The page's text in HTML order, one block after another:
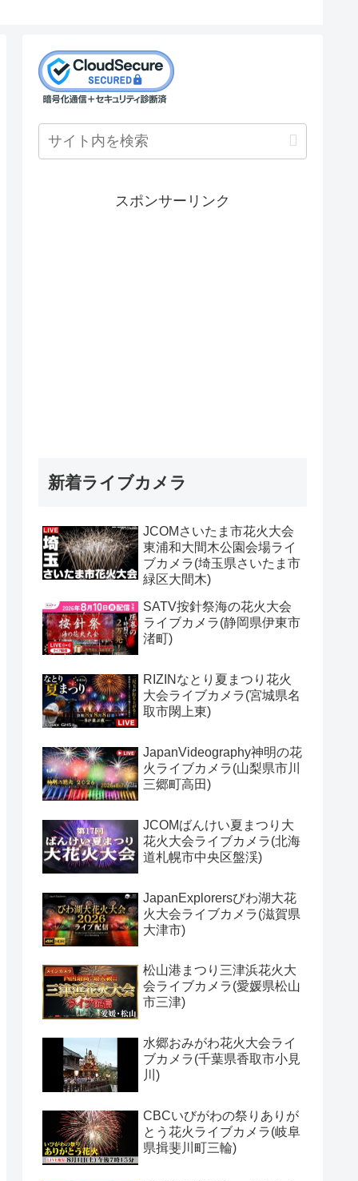
スポンサーリンク
新着ライブカメラ
JCOMさいたま市花火大会
東浦和大間木公園会場ライ
ブカメラ(埼玉県さいたま市
緑区大間木)
SATV按針祭海の花火大会
ライブカメラ(静岡県伊東市
渚町)
RIZINなとり夏まつり花火
大会ライブカメラ(宮城県名
取市閖上東)
JapanVideography神明の花
火ライブカメラ(山梨県市川
三郷町高田)
JCOMばんけい夏まつり大
花火大会ライブカメラ(北海
道札幌市中央区盤渓)
JapanExplorersびわ湖大花
火大会ライブカメラ(滋賀県
大津市)
松山港まつり三津浜花火大
会ライブカメラ(愛媛県松山
市三津)
水郷おみがわ花火大会ライ
ブカメラ(千葉県香取市小見
川)
CBCいびがわの祭りありが
とう花火ライブカメラ(岐阜
県揖斐川町三輪)